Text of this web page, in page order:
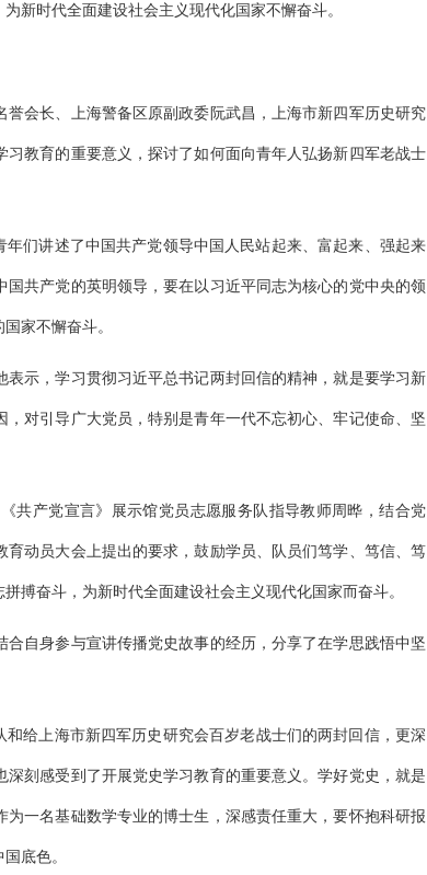
新时代全面建设社会主义现代化国家不懈奋斗。
会长、上海警备区原副政委阮武昌，上海市新四军历史研究
教育的重要意义，探讨了如何面向青年人弘扬新四军老战士
们讲述了中国共产党领导中国人民站起来、富起来、强起来
共产党的英明领导，要在以习近平同志为核心的党中央的领
家不懈奋斗。
示，学习贯彻习近平总书记两封回信的精神，就是要学习新
对引导广大党员，特别是青年一代不忘初心、牢记使命、坚
共产党宣言》展示馆党员志愿服务队指导教师周晔，结合党
动员大会上提出的要求，鼓励学员、队员们笃学、笃信、笃
搏奋斗，为新时代全面建设社会主义现代化国家而奋斗。
自身参与宣讲传播党史故事的经历，分享了在学思践悟中坚
给上海市新四军历史研究会百岁老战士们的两封回信，更深
刻感受到了开展党史学习教育的重要意义。学好党史，就是
一名基础数学专业的博士生，深感责任重大，要怀抱科研报
底色。